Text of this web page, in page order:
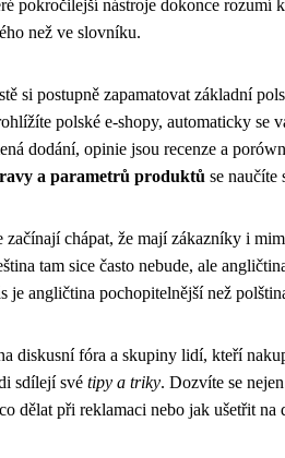
pokročilejší nástroje dokonce rozumí
než ve slovníku.
si postupně zapamatovat základní
polské e-shopy, automaticky se
dodání, opinie jsou recenze a
a parametrů produktů se naučíte
začínají chápat, že mají zákazníky i
tam sice často nebude, ale
je angličtina pochopitelnější než
diskusní fóra a skupiny lidí, kteří
sdílejí své tipy a triky. Dozvíte se
dělat při reklamaci nebo jak ušetřit na